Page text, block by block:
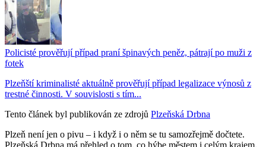
Policisté prověřují případ praní špinavých peněz, pátrají po muži z
fotek
Plzeňští kriminalisté aktuálně prověřují případ legalizace výnosů z
trestné činnosti. V souvislosti s tím...
Tento článek byl publikován ze zdrojů Plzeňská Drbna
Plzeň není jen o pivu – i když i o něm se tu samozřejmě dočtete.
Plzeňská Drbna má přehled o tom, co hýbe městem i celým krajem.